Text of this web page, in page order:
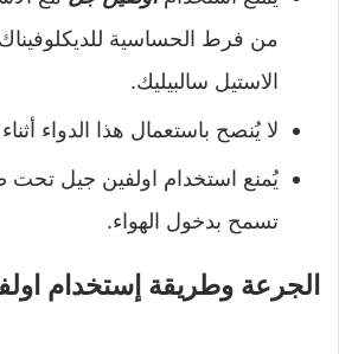
من فرط الحساسية
الاستيل سالبيليك.
لا يُنصح باستعمال هذا الدواء
يُمنع استخدام اولفين جيل تحت
تسمح بدخول الهواء.
الجرعة وطريقة إستخدام